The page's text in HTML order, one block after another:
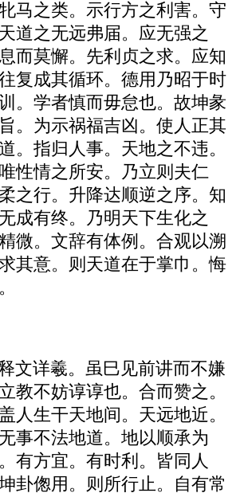
马之类。示行方之利害。守
道之无远弗届。应无强之
而莫懈。先利贞之求。应知
复成其循环。德用乃昭于时
。学者慎而毋怠也。故坤彖
。为示祸福吉凶。使人正其
。指归人事。天地之不违。
性情之所安。乃立则夫仁
之行。升降达顺逆之序。知
成有终。乃明天下生化之
微。文辞有体例。合观以溯
其意。则天道在于掌巾。悔
文详羲。虽巳见前讲而不嫌
教不妨谆谆也。合而赞之。
人生干天地间。天远地近。
事不法地道。地以顺承为
有方宜。有时利。皆同人
卦偬用。则所行止。自有常